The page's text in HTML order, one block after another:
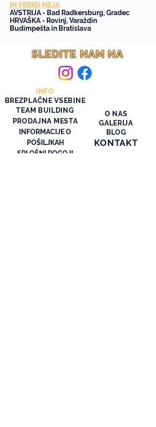
IN PREKO MEJA
AVSTRIJA - Bad Radkersburg,Gradec
HRVAŠKA - Rovinj,Varaždin
Budimpeštain Bratislava
INFO
BREZPLAČNE VSEBINE
TEAM BUILDING
PRODAJNA MESTA
INFORMACIJE O
POŠILJKAH
SPLOŠNI POGOJI
O NAS
GALERIJA
BLOG
KONTAKT
SLEDITE NAM NA